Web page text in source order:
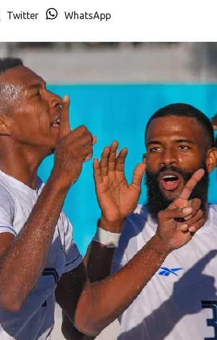
Twitter WhatsApp